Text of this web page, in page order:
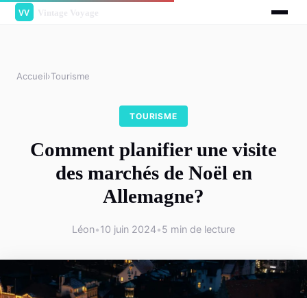
Accueil›Tourisme
TOURISME
Comment planifier une visite
des marchés de Noël en
Allemagne?
Léon•10 juin 2024•5 min de lecture